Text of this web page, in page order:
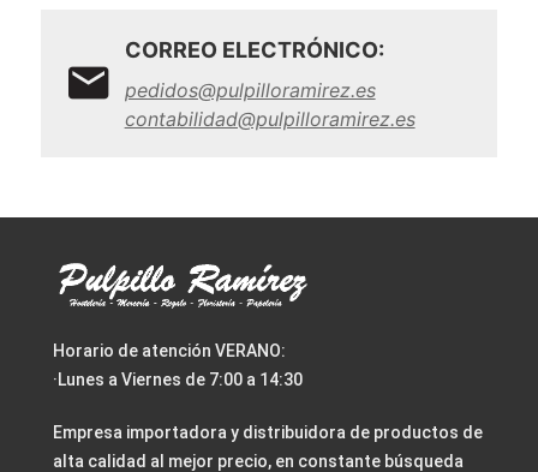
CORREO ELECTRÓNICO:
pedidos@pulpilloramirez.es
contabilidad@pulpilloramirez.es
Horario de atención VERANO:
·Lunes a Viernes de 7:00 a 14:30
Empresa importadora y distribuidora de productos de
alta calidad al mejor precio, en constante búsqueda